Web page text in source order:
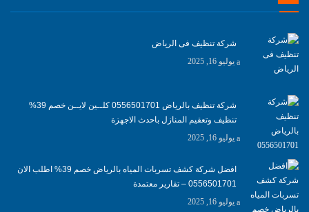
شركة تنظيف فى الرياض
يوليو 16, 2025
شركة تنظيف بالرياض 0556501701 كلــين لايــن خصم 39%
تنظيف وتعقيم المنازل باحدث الاجهزة
يوليو 16, 2025
افضل شركة كشف تسربات المياه بالرياض خصم 39% اطلب الان
0556501701‬‏ – تقارير معتمدة
يوليو 16, 2025